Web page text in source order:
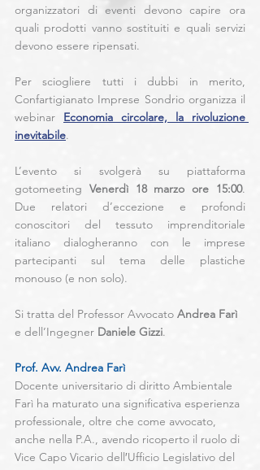
organizzatori di eventi devono capire ora
quali prodotti vanno sostituiti e quali servizi
devono essere ripensati.
Per sciogliere tutti i dubbi in merito,
Confartigianato Imprese Sondrio organizza il
webinar Economia circolare, la rivoluzione
inevitabile.
L’evento si svolgerà su piattaforma
gotomeeting Venerdì 18 marzo ore 15:00.
Due relatori d’eccezione e profondi
conoscitori del tessuto imprenditoriale
italiano dialogheranno con le imprese
partecipanti sul tema delle plastiche
monouso (e non solo).
Si tratta del Professor Avvocato Andrea Farì
e dell’Ingegner Daniele Gizzi.
Prof. Avv. Andrea Farì
Docente universitario di diritto Ambientale
Farì ha maturato una significativa esperienza
professionale, oltre che come avvocato,
anche nella P.A., avendo ricoperto il ruolo di
Vice Capo Vicario dell′Ufficio Legislativo del